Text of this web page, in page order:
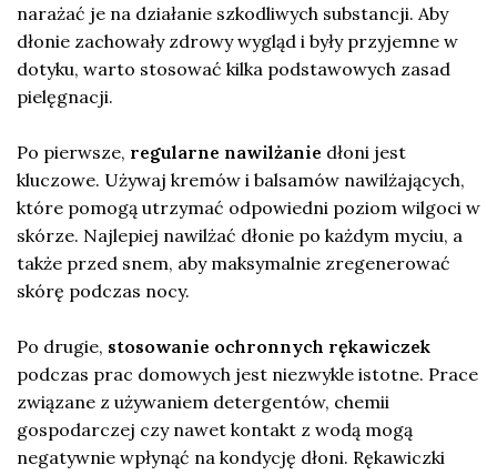
narażać je na działanie szkodliwych substancji. Aby
dłonie zachowały zdrowy wygląd i były przyjemne w
dotyku, warto stosować kilka podstawowych zasad
pielęgnacji.
Po pierwsze, regularne nawilżanie dłoni jest
kluczowe. Używaj kremów i balsamów nawilżających,
które pomogą utrzymać odpowiedni poziom wilgoci w
skórze. Najlepiej nawilżać dłonie po każdym myciu, a
także przed snem, aby maksymalnie zregenerować
skórę podczas nocy.
Po drugie, stosowanie ochronnych rękawiczek
podczas prac domowych jest niezwykle istotne. Prace
związane z używaniem detergentów, chemii
gospodarczej czy nawet kontakt z wodą mogą
negatywnie wpłynąć na kondycję dłoni. Rękawiczki